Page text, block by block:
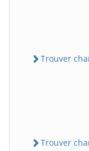
Trouver
Trouver